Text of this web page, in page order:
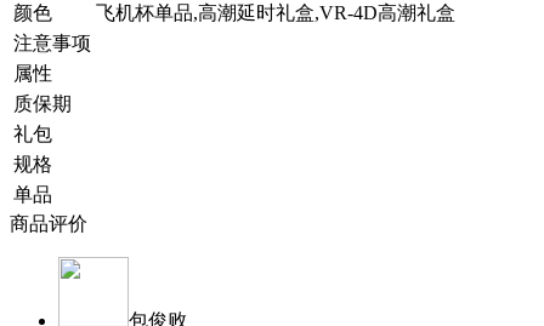
颜色
飞机杯单品,高潮延时礼盒,VR-4D高潮礼盒
注意事项
属性
质保期
礼包
规格
单品
商品评价
包俊败